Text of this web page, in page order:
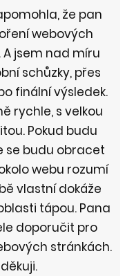
že pan
webových
A jsem nad míru
schůzky, přes
finální výsledek.
rychle, s velkou
Pokud budu
se budu obracet
webu rozumí
vlastní dokáže
tápou. Pana
doporučit pro
stránkách.